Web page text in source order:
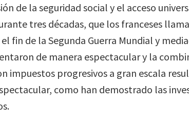
de la seguridad social y el acceso
tres décadas, que los franceses
fin de la Segunda Guerra Mundial y
de manera espectacular y la
impuestos progresivos a gran escala
como han demostrado las